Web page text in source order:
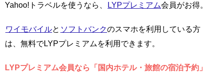
Yahoo!トラベルを使うなら、 LYPプレミアム会員がお得。
ワイモバイルと ソフトバンクのスマホを利用している方
は、無料でLYPプレミアムを利用できます。
LYPプレミアム会員なら「国内ホテル・旅館の宿泊予約」